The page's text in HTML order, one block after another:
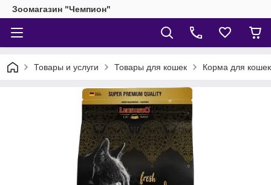
Зоомагазин "Чемпион"
Товары и услуги Товары для кошек Корма для кошек